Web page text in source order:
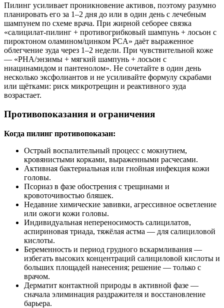
Пилинг усиливает проникновение активов, поэтому разумно
планировать его за 1–2 дня до или в один день с лечебным
шампунем по схеме врача. При жирной себорее связка
«салицилат-пилинг + противогрибковый шампунь + лосьон с
пироктоном оламином/цинком PCA» даёт выраженное
облегчение зуда через 1–2 недели. При чувствительной коже
— «PHA/энзимы + мягкий шампунь + лосьон с
ниацинамидом и пантенолом». Не сочетайте в один день
несколько эксфолиантов и не усиливайте формулу скрабами
или щётками: риск микротрещин и реактивного зуда
возрастает.
Противопоказания и ограничения
Когда пилинг противопоказан:
Острый воспалительный процесс с мокнутием,
кровянистыми корками, выраженными расчесами.
Активная бактериальная или гнойная инфекция кожи
головы.
Псориаз в фазе обострения с трещинами и
кровоточивостью бляшек.
Недавние химические завивки, агрессивное осветление
или ожоги кожи головы.
Индивидуальная непереносимость салицилатов,
аспириновая триада, тяжёлая астма — для салициловой
кислоты.
Беременность и период грудного вскармливания —
избегать высоких концентраций салициловой кислоты и
больших площадей нанесения; решение — только с
врачом.
Дерматит контактной природы в активной фазе —
сначала элиминация раздражителя и восстановление
барьера.